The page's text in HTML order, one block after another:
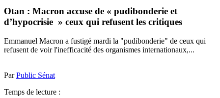
Otan : Macron accuse de « pudibonderie et
d’hypocrisie » ceux qui refusent les critiques
Emmanuel Macron a fustigé mardi la "pudibonderie" de ceux qui
refusent de voir l'inefficacité des organismes internationaux,...
ParPublic Sénat
Temps de lecture :